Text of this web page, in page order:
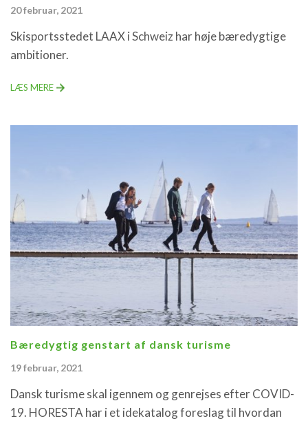
20 februar, 2021
Skisportsstedet LAAX i Schweiz har høje bæredygtige
ambitioner.
LÆS MERE
Bæredygtig genstart af dansk turisme
19 februar, 2021
Dansk turisme skal igennem og genrejses efter COVID-
19. HORESTA har i et idekatalog foreslag til hvordan